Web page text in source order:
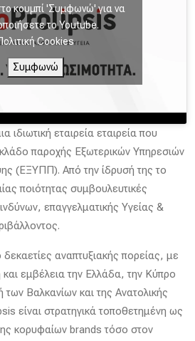
κουμπί 'Συμφωνώ' για να
το Youtube.
Cookies
Συμφωνώ
ιδιωτική εταιρεία εταιρεία που
κλάδο παροχής Εξωτερικών Υπηρεσιών
(ΕΞΥΠΠ). Από την ίδρυσή της το
ποιότητας συμβουλευτικές
επαγγελματικής Υγείας &
αναπτυξιακής πορείας, με
εμβέλεια την Ελλάδα, την Κύπρο
των Βαλκανίων και της Ανατολικής
είναι στρατηγικά τοποθετημένη ως
κορυφαίων brands τόσο στον